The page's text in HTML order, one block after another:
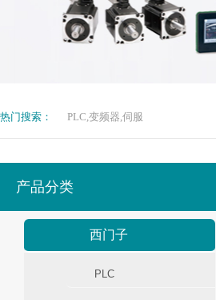
热门搜索： PLC,变频器,伺服
产品分类
西门子
PLC